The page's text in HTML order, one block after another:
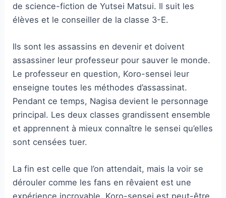
de science-fiction de Yutsei Matsui. Il suit les
élèves et le conseiller de la classe 3-E.
Ils sont les assassins en devenir et doivent
assassiner leur professeur pour sauver le monde.
Le professeur en question, Koro-sensei leur
enseigne toutes les méthodes d’assassinat.
Pendant ce temps, Nagisa devient le personnage
principal. Les deux classes grandissent ensemble
et apprennent à mieux connaître le sensei qu’elles
sont censées tuer.
La fin est celle que l’on attendait, mais la voir se
dérouler comme les fans en rêvaient est une